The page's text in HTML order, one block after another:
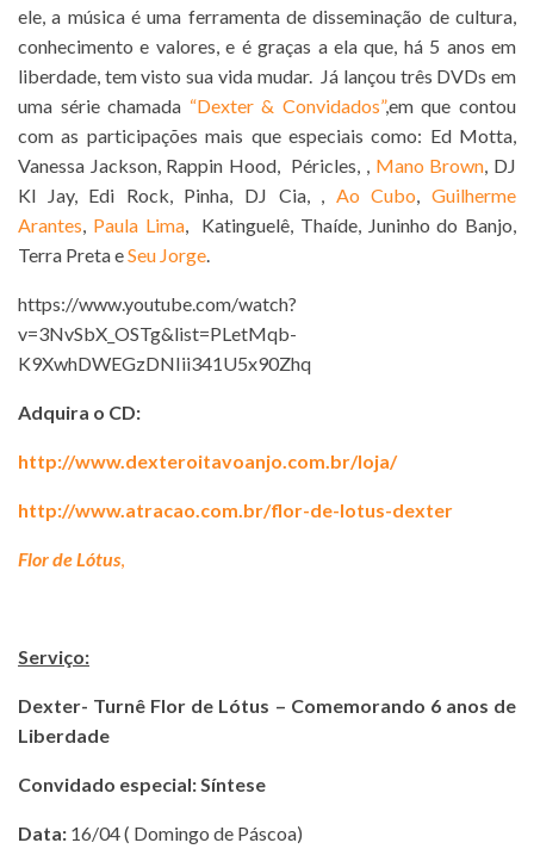
ele, a música é uma ferramenta de disseminação de cultura,
conhecimento e valores, e é graças a ela que, há 5 anos em
liberdade, tem visto sua vida mudar. Já lançou três DVDs em
uma série chamada “Dexter & Convidados”,em que contou
com as participações mais que especiais como: Ed Motta,
Vanessa Jackson, Rappin Hood, Péricles, , Mano Brown, DJ
Kl Jay, Edi Rock, Pinha, DJ Cia, , Ao Cubo,Guilherme
Arantes, Paula Lima, Katinguelê, Thaíde, Juninho do Banjo,
Terra Preta eSeu Jorge.
https://www.youtube.com/watch?
v=3NvSbX_OSTg&list=PLetMqb-
K9XwhDWEGzDNIii341U5x90Zhq
Adquira o CD:
http://www.dexteroitavoanjo.com.br/loja/
http://www.atracao.com.br/flor-de-lotus-dexter
Flor de Lótus,
Serviço:
Dexter- Turnê Flor de Lótus – Comemorando 6 anos de
Liberdade
Convidado especial: Síntese
Data: 16/04 ( Domingo de Páscoa)